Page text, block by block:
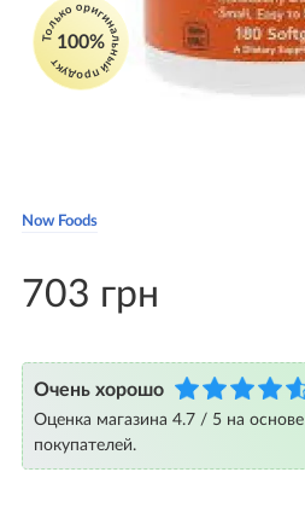
Только оригинальный продукт
100%
Now Foods
703 грн
Очень хорошо
Оценка магазина 4.7 / 5 на основе
покупателей.